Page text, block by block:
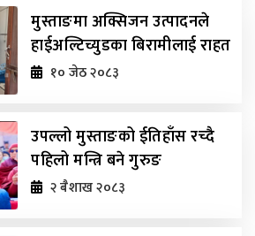
मुस्ताङमा अक्सिजन उत्पादनले
हाईअल्टिच्युडका बिरामीलाई राहत
१० जेठ २०८३
उपल्लो मुस्ताङको ईतिहाँस रच्दै
पहिलो मन्त्रि बने गुरुङ
२ ब‌ैशाख २०८३